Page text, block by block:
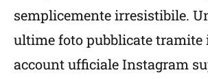
semplicemente irresistibile.
ultime foto pubblicate tramite
account ufficiale Instagram